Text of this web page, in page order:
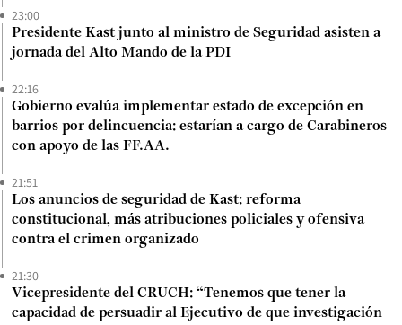
23:00
Presidente Kast junto al ministro de Seguridad asisten a
jornada del Alto Mando de la PDI
22:16
Gobierno evalúa implementar estado de excepción en
barrios por delincuencia: estarían a cargo de Carabineros
con apoyo de las FF.AA.
21:51
Los anuncios de seguridad de Kast: reforma
constitucional, más atribuciones policiales y ofensiva
contra el crimen organizado
21:30
Vicepresidente del CRUCH: “Tenemos que tener la
capacidad de persuadir al Ejecutivo de que investigación